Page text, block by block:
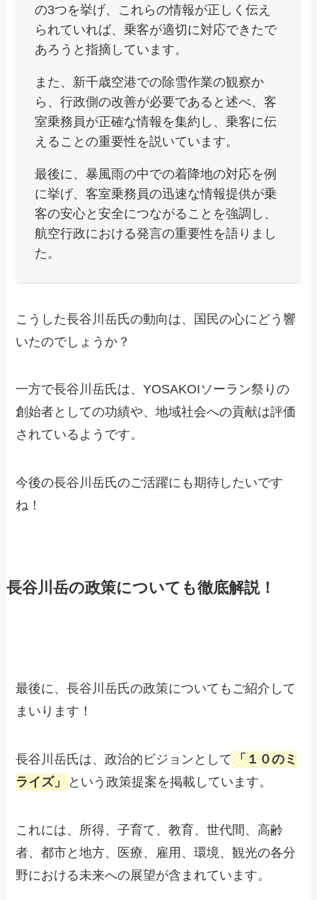
の3つを挙げ、これらの情報が正しく伝え
られていれば、乗客が適切に対応できたで
あろうと指摘しています。
また、新千歳空港での除雪作業の観察か
ら、行政側の改善が必要であると述べ、客
室乗務員が正確な情報を集約し、乗客に伝
えることの重要性を説いています。
最後に、暴風雨の中での着降地の対応を例
に挙げ、客室乗務員の迅速な情報提供が乗
客の安心と安全につながることを強調し、
航空行政における発言の重要性を語りまし
た。
こうした長谷川岳氏の動向は、国民の心にどう響
いたのでしょうか？
一方で長谷川岳氏は、YOSAKOIソーラン祭りの
創始者としての功績や、地域社会への貢献は評価
されているようです。
今後の長谷川岳氏のご活躍にも期待したいです
ね！
長谷川岳の政策についても徹底解説！
最後に、長谷川岳氏の政策についてもご紹介して
まいります！
長谷川岳氏は、政治的ビジョンとして「１０のミ
ライズ」 という政策提案を掲載しています。
これには、所得、子育て、教育、世代間、高齢
者、都市と地方、医療、雇用、環境、観光の各分
野における未来への展望が含まれています。